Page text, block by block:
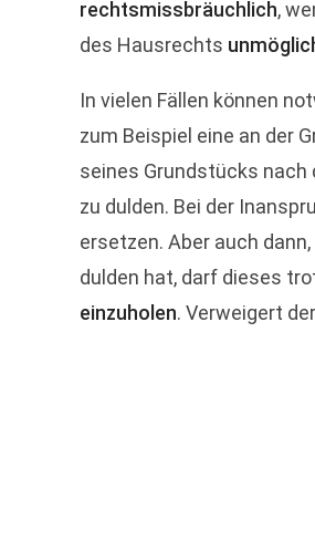
rechtsmissbräuchlich,
des Hausrechts
In vielen Fällen können
zum Beispiel eine an der
seines Grundstücks nach
zu dulden. Bei der
ersetzen. Aber auch
dulden hat, darf dieses
einzuholen. Verweigert